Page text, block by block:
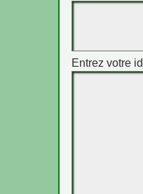
Entrez votre